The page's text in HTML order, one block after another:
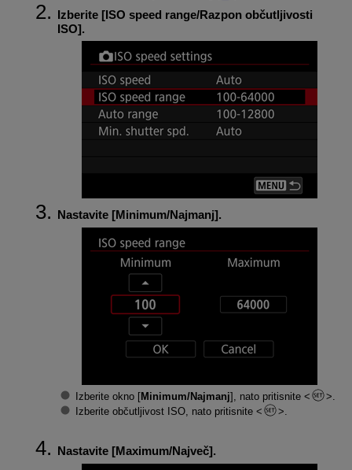
Izberite [ISO speed range/Razpon občutljivosti
ISO].
Nastavite [Minimum/Najmanj].
Izberite okno [Minimum/Najmanj], nato pritisnite
Izberite občutljivost ISO, nato pritisnite
Nastavite [Maximum/Največ].